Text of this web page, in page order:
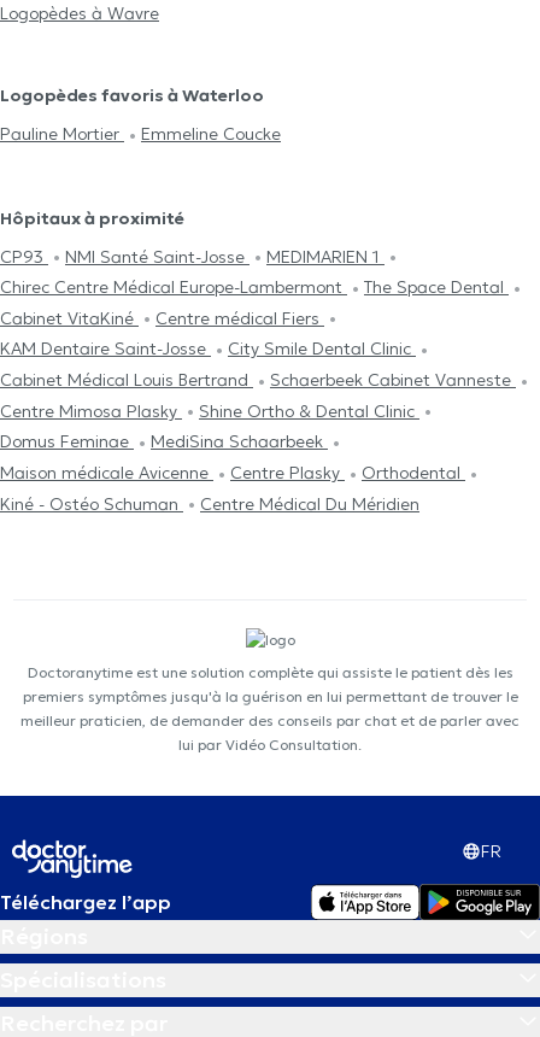
Logopèdes à Wavre
Logopèdes favoris à Waterloo
Pauline Mortier
Emmeline Coucke
Hôpitaux à proximité
CP93
NMI Santé Saint-Josse
MEDIMARIEN 1
Chirec Centre Médical Europe-Lambermont
The Space Dental
Cabinet VitaKiné
Centre médical Fiers
KAM Dentaire Saint-Josse
City Smile Dental Clinic
Cabinet Médical Louis Bertrand
Schaerbeek Cabinet Vanneste
Centre Mimosa Plasky
Shine Ortho & Dental Clinic
Domus Feminae
MediSina Schaarbeek
Maison médicale Avicenne
Centre Plasky
Orthodental
Kiné - Ostéo Schuman
Centre Médical Du Méridien
Doctoranytime est une solution complète qui assiste le patient dès les
premiers symptômes jusqu'à la guérison en lui permettant de trouver le
meilleur praticien, de demander des conseils par chat et de parler avec
lui par Vidéo Consultation.
FR
Téléchargez l’app